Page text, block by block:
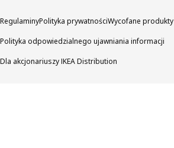
RegulaminyPolityka prywatnościWycofane produkty
Polityka odpowiedzialnego ujawniania informacji
Dla akcjonariuszy IKEA Distribution